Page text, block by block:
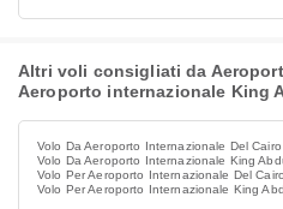
Altri voli consigliati da
Aeroporto internazionale King
Volo Da Aeroporto Internazionale Del Cairo
Volo Da Aeroporto Internazionale King
Volo Per Aeroporto Internazionale Del Cairo
Volo Per Aeroporto Internazionale King